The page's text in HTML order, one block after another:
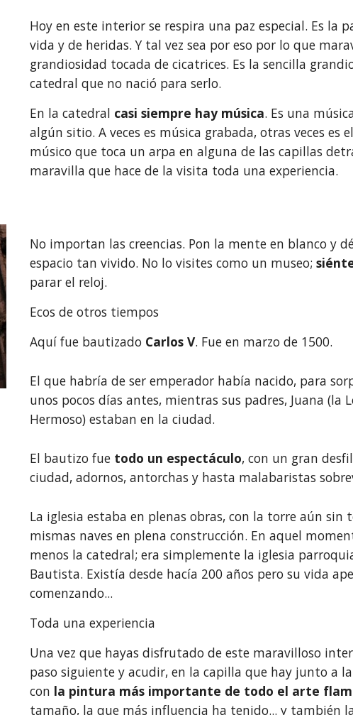
Hoy en este interior se respira una paz especial. Es la
vida y de heridas. Y tal vez sea por eso por lo que
grandiosidad tocada de cicatrices. Es la sencilla
catedral que no nació para serlo.
En la catedral casi siempre hay música. Es una
algún sitio. A veces es música grabada, otras veces es
músico que toca un arpa en alguna de las capillas
maravilla que hace de la visita toda una experiencia.
No importan las creencias. Pon la mente en blanco y
espacio tan vivido. No lo visites como un museo;
parar el reloj.
Ecos de otros tiempos
Aquí fue bautizado Carlos V. Fue en marzo de 1500.
El que habría de ser emperador había nacido, para
unos pocos días antes, mientras sus padres, Juana (la
Hermoso) estaban en la ciudad.
El bautizo fue todo un espectáculo, con un gran
ciudad, adornos, antorchas y hasta malabaristas
La iglesia estaba en plenas obras, con la torre aún sin
mismas naves en plena construcción. En aquel
menos la catedral; era simplemente la iglesia
Bautista. Existía desde hacía 200 años pero su vida
comenzando...
Toda una experiencia
Una vez que hayas disfrutado de este maravilloso
paso siguiente y acudir, en la capilla que hay junto a
con la pintura más importante de todo el arte
tamaño, la que más influencia ha tenido... y también